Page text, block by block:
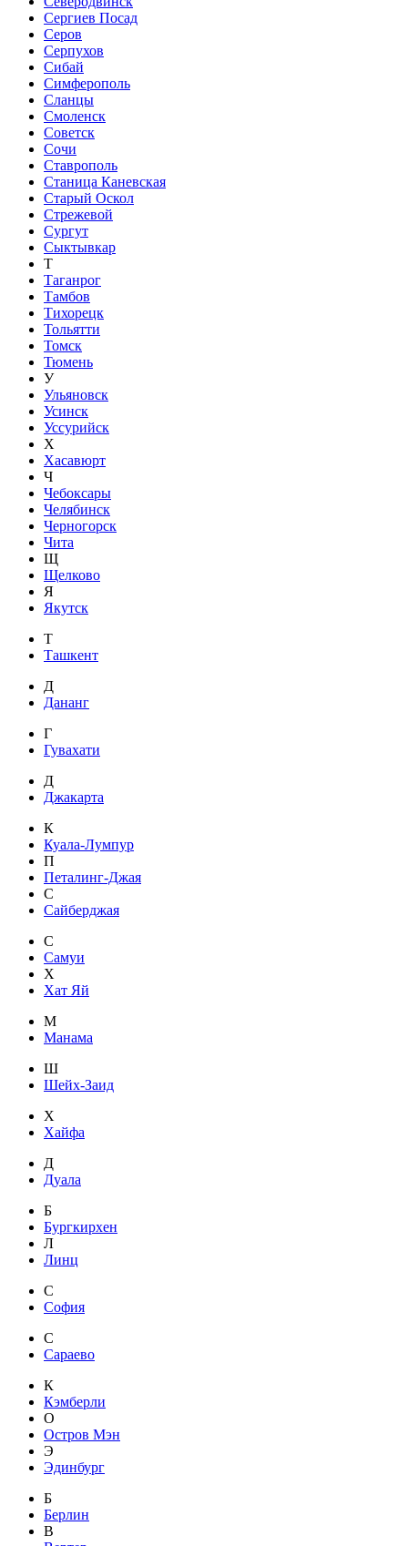
Сергиев Посад
Серов
Серпухов
Сибай
Симферополь
Сланцы
Смоленск
Советск
Сочи
Ставрополь
Станица Каневская
Старый Оскол
Стрежевой
Сургут
Сыктывкар
Т
Таганрог
Тамбов
Тихорецк
Тольятти
Томск
Тюмень
У
Ульяновск
Усинск
Уссурийск
Х
Хасавюрт
Ч
Чебоксары
Челябинск
Черногорск
Чита
Щ
Щелково
Я
Якутск
Т
Ташкент
Д
Дананг
Г
Гувахати
Д
Джакарта
К
Куала-Лумпур
П
Петалинг-Джая
С
Сайберджая
С
Самуи
Х
Хат Яй
М
Манама
Ш
Шейх-Заид
Х
Хайфа
Д
Дуала
Б
Бургкирхен
Л
Линц
С
София
С
Сараево
К
Кэмберли
О
Остров Мэн
Э
Эдинбург
Б
Берлин
В